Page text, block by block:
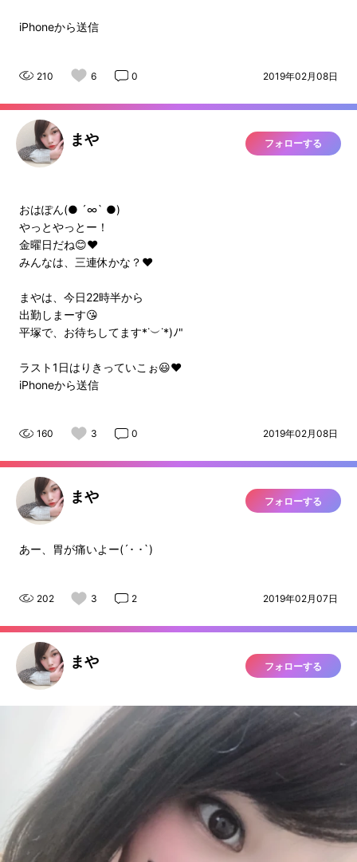
iPhoneから送信
210 6 0 2019年02月08日
まや フォローする
おはぽん(● ´∞` ●)
やっとやっとー！
金曜日だね😊❤️
みんなは、三連休かな？❤️
まやは、今日22時半から
出勤しまーす😘
平塚で、お待ちしてます*˙︶˙*)ﾉ"
ラスト1日はりきっていこぉ😃❤️
iPhoneから送信
160 3 0 2019年02月08日
まや フォローする
あー、胃が痛いよー(´･ ･`)
202 3 2 2019年02月07日
まや フォローする